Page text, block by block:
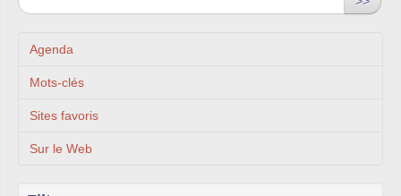
Agenda
Mots-clés
Sites favoris
Sur le Web